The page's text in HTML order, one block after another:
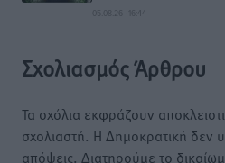
05.08.26 · 16:44
Σχολιασμός Άρθρου
Τα σχόλια εκφράζουν
σχολιαστή. Η Δημοκρατική δεν
απόψεις. Διατηρούμε το